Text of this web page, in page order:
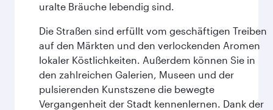
uralte Bräuche lebendig sind.
Die Straßen sind erfüllt vom geschäftigen Treiben
auf den Märkten und den verlockenden Aromen
lokaler Köstlichkeiten. Außerdem können Sie in
den zahlreichen Galerien, Museen und der
pulsierenden Kunstszene die bewegte
Vergangenheit der Stadt kennenlernen. Dank der